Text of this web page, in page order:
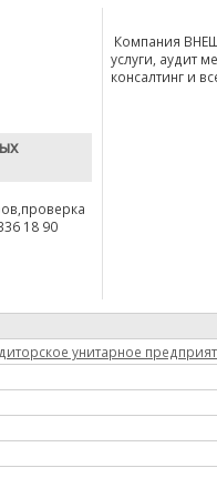
18 90
Компания
услуги, аудит
консалтинг и
унитарное